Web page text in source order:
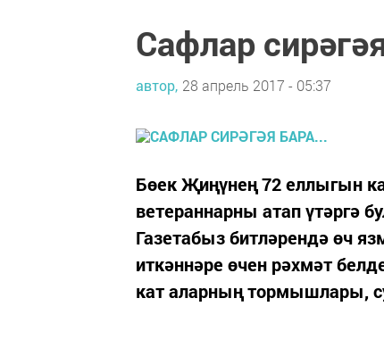
Сафлар
автор, 28 апрель 2017 - 05:37
Бөек Җиңүнең 72 еллыгын
ветераннарны атап үтәргә
Газетабыз битләрендә өч
иткәннәре өчен рәхмәт
кат аларның тормышлары,